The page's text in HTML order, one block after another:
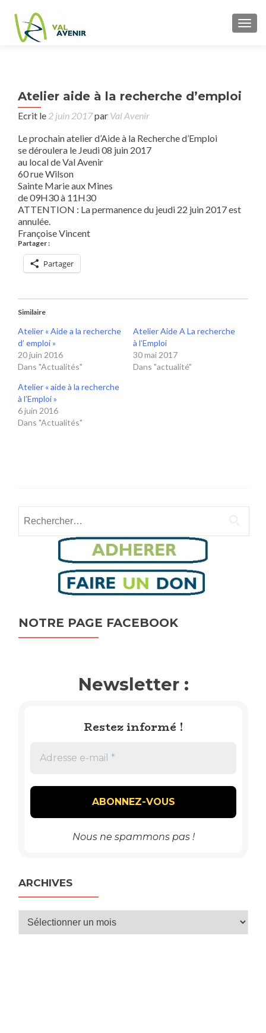
Atelier aide à la recherche d’emploi
Ecrit le 2 juin 2017par Val Avenir
Le prochain atelier d’Aide à la Recherche d’Emploi
se déroulera le Jeudi 08 juin 2017
au local de Val Avenir
60 rue Wilson
Sainte Marie aux Mines
de 09H30 à 11H30
ATTENTION : La permanence du jeudi 22 juin 2017 est
annulée.
Françoise Vincent
Partager :
Partager
Similaire
Atelier « Aide a la recherche
d’ emploi »
20 juin 2016
Dans "Actualités"
Atelier Aide A La recherche
à l’Emploi
30 mai 2017
Dans "actualité"
Atelier « aide à la recherche
à l’Emploi »
6 juin 2016
Dans "Actualités"
NOTRE PAGE FACEBOOK
Newsletter :
Restez informé !
Nous ne spammons pas !
ARCHIVES
Archives